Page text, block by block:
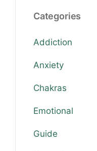
Categories
Addiction
Anxiety
Chakras
Emotional
Guide